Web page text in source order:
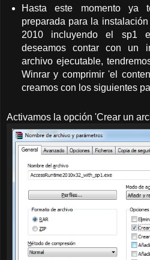
Hasta este momento ya
preparada para la
2010 incluyendo el sp1
deseamos contar con un
archivo ejecutable,
Winrar y comprimir 'el
creamos con los siguientes
Activamos la opción 'Crear un